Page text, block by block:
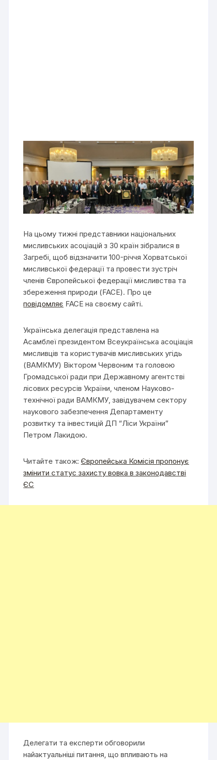
На цьому тижні представники національних
мисливських асоціацій з 30 країн зібралися в
Загребі, щоб відзначити 100-річчя Хорватської
мисливської федерації та провести зустріч
членів Європейської федерації мисливства та
збереження природи (FACE). Про це
повідомляє FACE на своєму сайті.
Українська делегація представлена на
Асамблеї президентом Всеукраїнська асоціація
мисливців та користувачів мисливських угідь
(ВАМКМУ) Віктором Червоним та головою
Громадської ради при Державному агентстві
лісових ресурсів України, членом Науково-
технічної ради ВАМКМУ, завідувачем сектору
наукового забезпечення Департаменту
розвитку та інвестицій ДП “Ліси України”
Петром Лакидою.
Читайте також:Європейська Комісія пропонує
змінити статус захисту вовка в законодавстві
ЄС
Делегати та експерти обговорили
найактуальніші питання, що впливають на